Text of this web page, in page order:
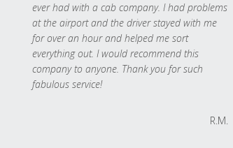
ever had with a cab company. I had problems
at the airport and the driver stayed with me
for over an hour and helped me sort
everything out. I would recommend this
company to anyone. Thank you for such
fabulous service!
R.M.